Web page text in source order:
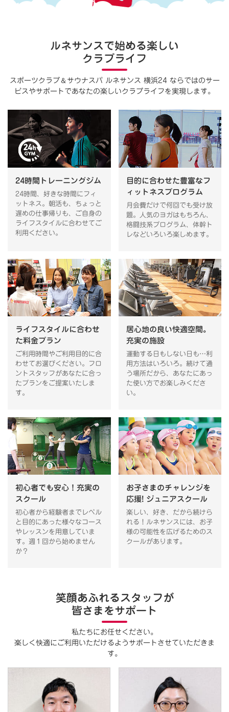
ルネサンスで始める楽しい
クラブライフ
スポーツクラブ＆ サウナスパ ルネサンス 横浜24 ならではのサー
ビスやサポートであなたの楽しいクラブライフを実現します。
24時間トレーニングジム
24時間、好きな時間にフィ
ットネス。朝活も、ちょっと
遅めの仕事帰りも、ご自身の
ライフスタイルに合わせてご
利用ください。
目的に合わせた豊富なフ
ィットネスプログラム
月会費だけで何回でも受け放
題。人気のヨガはもちろん、
格闘技系プログラム、体幹ト
レなどいろいろ楽しめます。
ライフスタイルに合わせ
た料金プラン
ご利用時間やご利用目的に合
わせてお選びください。フロ
ントスタッフがあなたに合っ
たプランをご提案いたしま
す。
居心地の良い快適空間。
充実の施設
運動する日もしない日も…利
用方法はいろいろ。続けて通
う場所だから、あなたにあっ
た使い方でお楽しみくださ
い。
初心者でも安心！充実の
スクール
初心者から経験者までレベル
と目的にあった様々なコース
やレッスンを用意していま
す。週１回から始めません
か？
お子さまのチャレンジを
応援! ジュニアスクール
楽しい、好き、だから続けら
れる！ルネサンスには、お子
様の可能性を広げるためのス
クールがあります。
笑顔あふれるスタッフが
皆さまをサポート
私たちにお任せください。
楽しく快適にご利用いただけるようサポートさせていただきま
す。